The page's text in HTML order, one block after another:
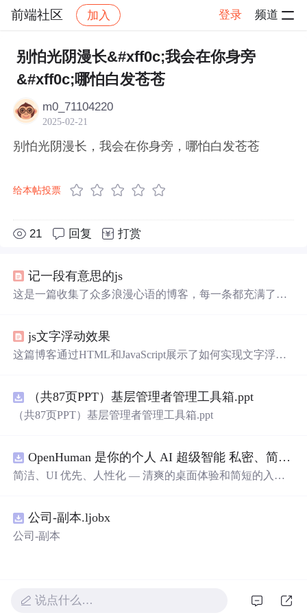
前端社区 加入 登录 频道
社区 前端社区 感慨 帖子详情
别怕光阴漫长&#xff0c;我会在你身旁
&#xff0c;哪怕白发苍苍
m0_71104220
2025-02-21
别怕光阴漫长，我会在你身旁，哪怕白发苍苍
给本帖投票
21 回复 打赏
记一段有意思的js
这是一篇收集了众多浪漫心语的博客，每一条都充满了甜
的独特情感，仿佛每个瞬间都因你而闪耀。这些话语如同
繁星，照亮了平凡的日子，让人感受到爱的力量和美好。
js文字浮动效果
这篇博客通过HTML和JavaScript展示了如何实现文字浮动
在页面上随机飘动的视觉效果。此外，文中还包含了对CS
S样式和JavaScript事件监听的运用，增加了互动性和趣味
（共87页PPT）基层管理者管理工具箱.ppt
（共87页PPT）基层管理者管理工具箱.ppt
OpenHuman 是你的个人 AI 超级智能 私密、简洁、极其强大
简洁、UI 优先、人性化 — 清爽的桌面体验和简短的入门
吉祥物，会说话、能感知周围环境、可作为真实参与者加
入你的 Google Meet 会议、跨周记住你，即使你停止输入
公司-副本.ljobx
公司-副本
说点什么…